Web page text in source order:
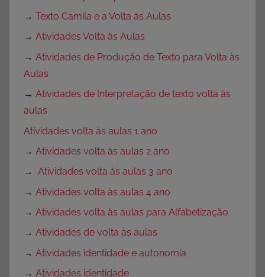
→ Texto Camila e a Volta às Aulas
→ Atividades Volta às Aulas
→ Atividades de Produção de Texto para Volta às
Aulas
→ Atividades de Interpretação de texto volta às
aulas
Atividades volta às aulas 1 ano
→ Atividades volta às aulas 2 ano
→ Atividades volta às aulas 3 ano
→ Atividades volta às aulas 4 ano
→ Atividades volta às aulas para Alfabetização
→ Atividades de volta às aulas
→ Atividades identidade e autonomia
→ Atividades identidade